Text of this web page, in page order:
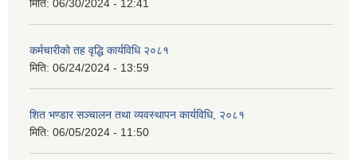
मिति: 06/30/2024 - 12:41
कर्मचारीको तह वृद्धि कार्यविधि २०८१
मिति: 06/24/2024 - 13:59
शित भण्डार सञ्चालन तथा व्यवस्थापन कार्यविधि, २०८१
मिति: 06/05/2024 - 11:50